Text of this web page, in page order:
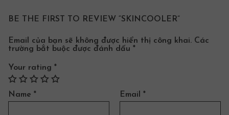
BE THE FIRST TO REVIEW “SKINCOOLER”
Email của bạn sẽ không được hiển thị công khai. Các
trường bắt buộc được đánh dấu *
Your rating *
Name * Email *